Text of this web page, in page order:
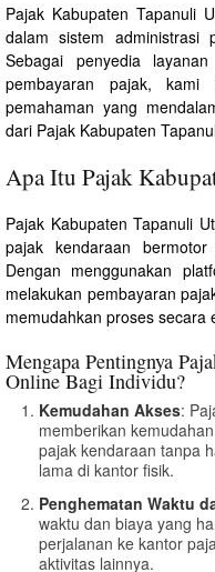
Pajak Kabupaten Tapanuli
dalam sistem administrasi
Sebagai penyedia
pembayaran pajak, kami
pemahaman yang
dari Pajak Kabupaten
Apa Itu Pajak
Pajak Kabupaten Tapanuli
pajak kendaraan
Dengan menggunakan
melakukan pembayaran
memudahkan proses secara
Mengapa Pentingnya
Online Bagi Individu?
Kemudahan Akses:
memberikan
pajak kendaraan tanpa
lama di kantor fisik.
Penghematan Waktu
waktu dan biaya yang
perjalanan ke kantor
aktivitas lainnya.